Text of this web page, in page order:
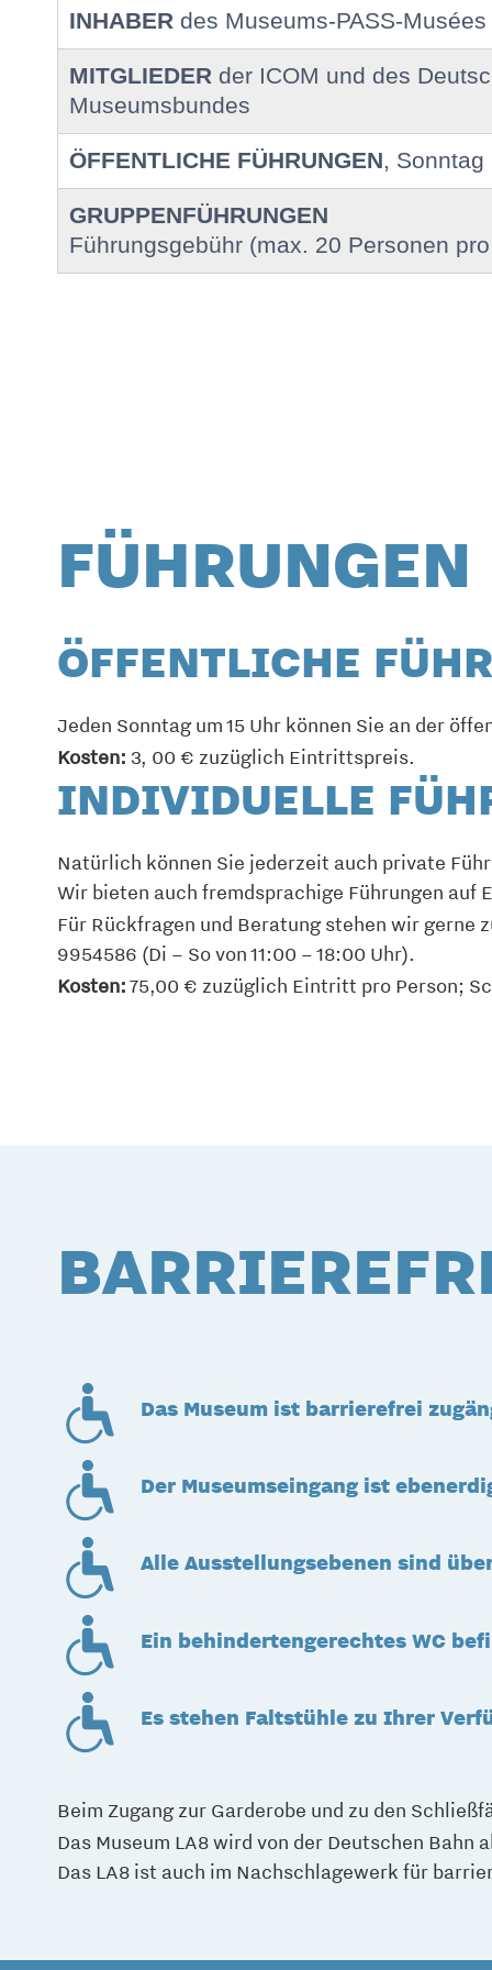
INHABER des Museums-PASS-Musées
MITGLIEDER der ICOM und des
Museumsbundes
ÖFFENTLICHE FÜHRUNGEN, Sonntag
GRUPPENFÜHRUNGEN
Führungsgebühr (max. 20 Personen
FÜHRUNGEN
ÖFFENTLICHE
Jeden Sonntag um 15 Uhr können Sie an der
Kosten: 3, 00 € zuzüglich Eintrittspreis.
INDIVIDUELLE
Natürlich können Sie jederzeit auch private
Wir bieten auch fremdsprachige Führungen auf
Für Rückfragen und Beratung stehen wir gerne
9954586 (Di – So von 11:00 – 18:00 Uhr).
Kosten:75,00 € zuzüglich Eintritt pro Person;
Das Museum ist barrierefrei
Der Museumseingang ist
Alle Ausstellungsebenen sind
Ein behindertengerechtes WC
Es stehen Faltstühle zu Ihrer
Beim Zugang zur Garderobe und zu den
Das Museum LA8 wird von der Deutschen
Das LA8 ist auch im Nachschlagewerk für